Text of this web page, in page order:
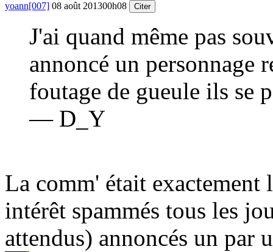
yoann[007] 08 août 201300h08 Citer
J'ai quand même pas
annoncé un personnage
foutage de gueule ils se
— D_Y
La comm' était exactement
intérêt spammés tous les
attendus) annoncés un par